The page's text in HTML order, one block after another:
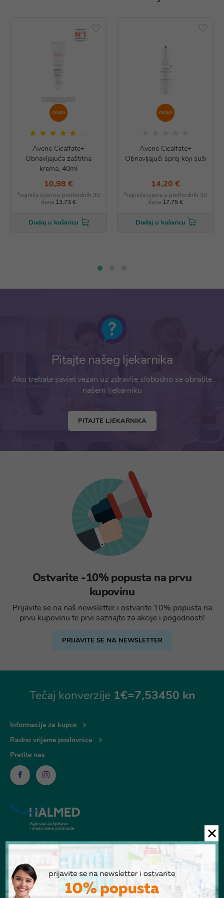
AKCIJA
Avene Cicalfate+
Obnavljajuća zaštitna
krema, 40ml
10,98 €
*najniža cijena u prethodnih 30
dana 13,73 €
Dodaj u košaricu
AKCIJA
Avene Cicalfate+
Obnavljajući sprej koji suši
14,20 €
*najniža cijena u prethodnih 30
dana 17,75 €
Dodaj u košaricu
Pitajte našeg ljekarnika
Ako trebate savjet vezan uz zdravlje slobodno se obratite
našem ljekarniku
PITAJTE LJEKARNIKA
Ostvarite -10% popusta na prvu
kupovinu
Prijavite se na naš newsletter i ostvarite 10% popusta na
prvu kupovinu te prvi saznajte za akcije i pogodnosti!
PRIJAVITE SE NA NEWSLETTER
Tečaj konverzije 1€=7,53450 kn
Informacije za kupce
Radno vrijeme poslovnica
Pratite nas
© Ljekarna Talan 2026